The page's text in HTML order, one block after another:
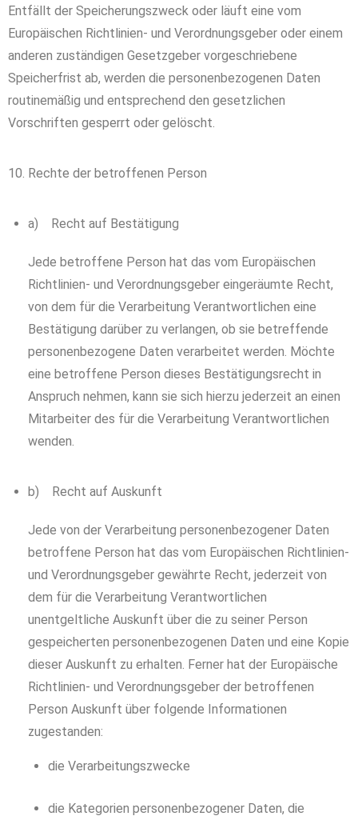
Entfällt der Speicherungszweck oder läuft eine vom
Europäischen Richtlinien- und Verordnungsgeber oder einem
anderen zuständigen Gesetzgeber vorgeschriebene
Speicherfrist ab, werden die personenbezogenen Daten
routinemäßig und entsprechend den gesetzlichen
Vorschriften gesperrt oder gelöscht.
10. Rechte der betroffenen Person
a) Recht auf Bestätigung
Jede betroffene Person hat das vom Europäischen
Richtlinien- und Verordnungsgeber eingeräumte Recht,
von dem für die Verarbeitung Verantwortlichen eine
Bestätigung darüber zu verlangen, ob sie betreffende
personenbezogene Daten verarbeitet werden. Möchte
eine betroffene Person dieses Bestätigungsrecht in
Anspruch nehmen, kann sie sich hierzu jederzeit an einen
Mitarbeiter des für die Verarbeitung Verantwortlichen
wenden.
b) Recht auf Auskunft
Jede von der Verarbeitung personenbezogener Daten
betroffene Person hat das vom Europäischen Richtlinien-
und Verordnungsgeber gewährte Recht, jederzeit von
dem für die Verarbeitung Verantwortlichen
unentgeltliche Auskunft über die zu seiner Person
gespeicherten personenbezogenen Daten und eine Kopie
dieser Auskunft zu erhalten. Ferner hat der Europäische
Richtlinien- und Verordnungsgeber der betroffenen
Person Auskunft über folgende Informationen
zugestanden:
die Verarbeitungszwecke
die Kategorien personenbezogener Daten, die